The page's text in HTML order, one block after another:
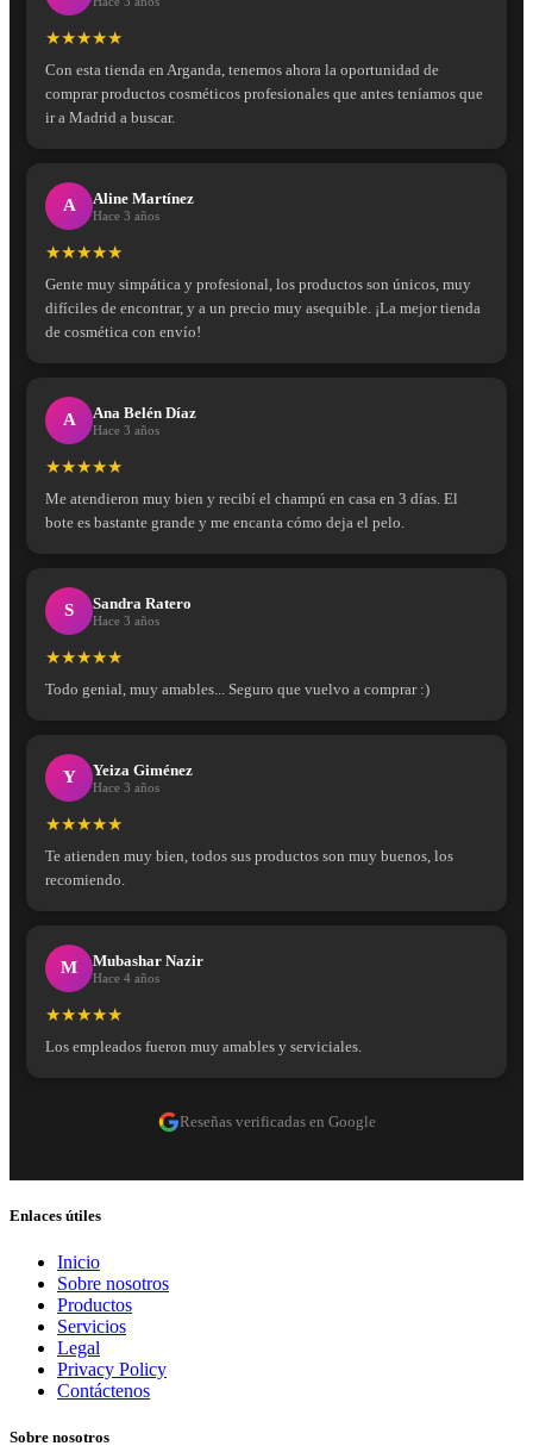
★★★★★
Con esta tienda en Arganda, tenemos ahora la oportunidad de
comprar productos cosméticos profesionales que antes teníamos que
ir a Madrid a buscar.
A Aline Martínez
Hace 3 años
★★★★★
Gente muy simpática y profesional, los productos son únicos, muy
difíciles de encontrar, y a un precio muy asequible. ¡La mejor tienda
de cosmética con envío!
A Ana Belén Díaz
Hace 3 años
★★★★★
Me atendieron muy bien y recibí el champú en casa en 3 días. El
bote es bastante grande y me encanta cómo deja el pelo.
S Sandra Ratero
Hace 3 años
★★★★★
Todo genial, muy amables... Seguro que vuelvo a comprar :)
Y Yeiza Giménez
Hace 3 años
★★★★★
Te atienden muy bien, todos sus productos son muy buenos, los
recomiendo.
M Mubashar Nazir
Hace 4 años
★★★★★
Los empleados fueron muy amables y serviciales.
Reseñas verificadas en Google
Enlaces útiles
Inicio
Sobre nosotros
Productos
Servicios
Legal
Privacy Policy
Contáctenos
Sobre nosotros